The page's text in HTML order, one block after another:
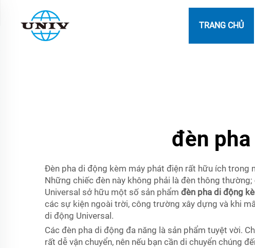
TRANG CHỦ
đèn
Đèn pha di động kèm máy phát điện rất hữu ích trong
Những chiếc đèn này không phải là đèn thông
Universal sở hữu một số sản phẩm đèn pha di động
các sự kiện ngoài trời, công trường xây dựng và khi
di động Universal.
Các đèn pha di động đa năng là sản phẩm tuyệt vời.
rất dễ vận chuyển, nên nếu bạn cần di chuyển chúng